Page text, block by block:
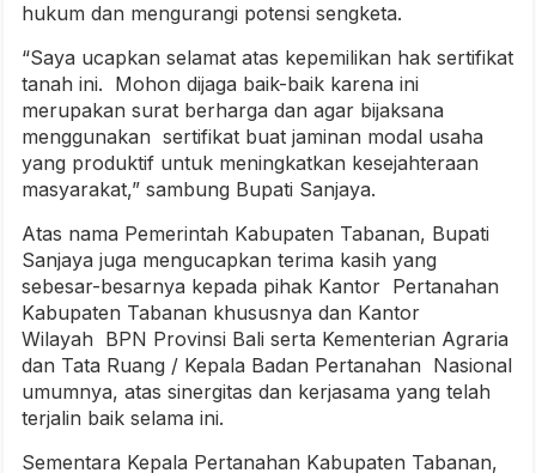
hukum dan mengurangi potensi sengketa.
“Saya ucapkan selamat atas kepemilikan hak sertifikat
tanah ini. Mohon dijaga baik-baik karena ini
merupakan surat berharga dan agar bijaksana
menggunakan sertifikat buat jaminan modal usaha
yang produktif untuk meningkatkan kesejahteraan
masyarakat,” sambung Bupati Sanjaya.
Atas nama Pemerintah Kabupaten Tabanan, Bupati
Sanjaya juga mengucapkan terima kasih yang
sebesar-besarnya kepada pihak Kantor Pertanahan
Kabupaten Tabanan khususnya dan Kantor
Wilayah BPN Provinsi Bali serta Kementerian Agraria
dan Tata Ruang / Kepala Badan Pertanahan Nasional
umumnya, atas sinergitas dan kerjasama yang telah
terjalin baik selama ini.
Sementara Kepala Pertanahan Kabupaten Tabanan,